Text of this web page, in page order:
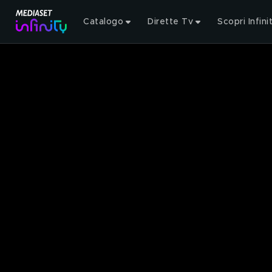
Catalogo Dirette Tv Scopri